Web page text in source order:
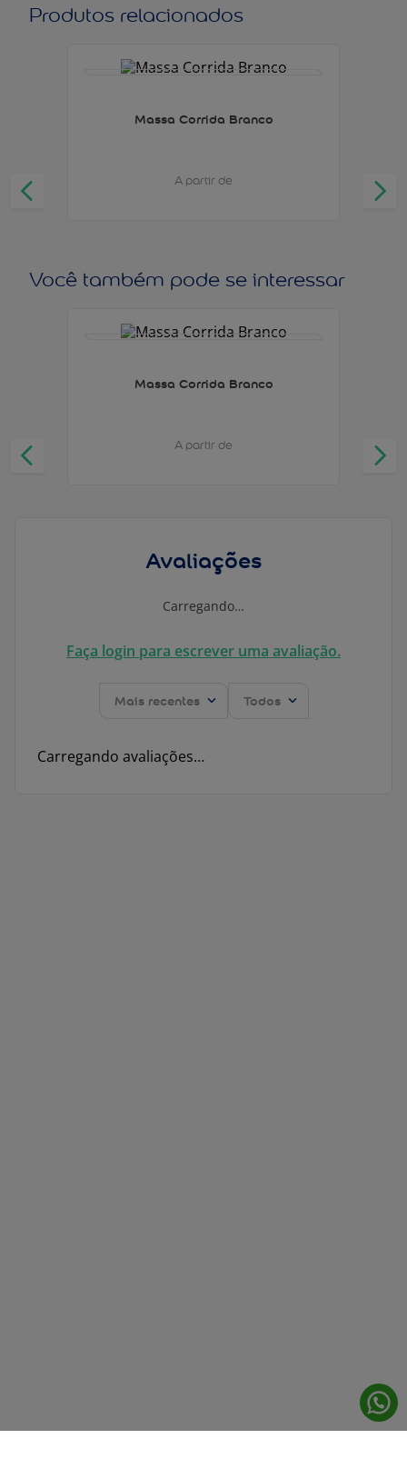
Produtos relacionados
Massa Corrida Branco
A partir de
Você também pode se interessar
Massa Corrida Branco
A partir de
Avaliações
Carregando…
Faça login para escrever uma avaliação.
Mais recentes Todos
Carregando avaliações…